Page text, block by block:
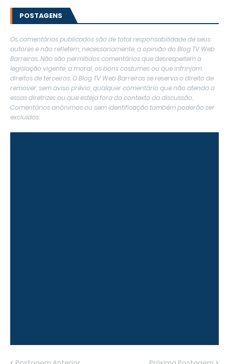
POSTAGENS
Os comentários publicados são de total responsabilidade de seus
autores e não refletem, necessariamente, a opinião do Blog TV Web
Barreiras. Não são permitidos comentários que desrespeitem a
legislação vigente, a moral, os bons costumes ou que infrinjam
direitos de terceiros. O Blog TV Web Barreiras se reserva o direito de
remover, sem aviso prévio, qualquer comentário que não atenda a
essas diretrizes ou que esteja fora do contexto da discussão.
Comentários anônimos ou sem identificação também poderão ser
excluídos.